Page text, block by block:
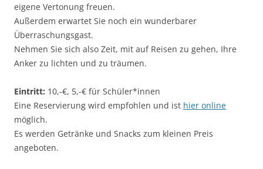
eigene Vertonung freuen.
Außerdem erwartet Sie noch ein wunderbarer
Überraschungsgast.
Nehmen Sie sich also Zeit, mit auf Reisen zu gehen, Ihre
Anker zu lichten und zu träumen.
Eintritt: 10,-€, 5,-€ für Schüler*innen
Eine Reservierung wird empfohlen und ist hier online
möglich.
Es werden Getränke und Snacks zum kleinen Preis
angeboten.